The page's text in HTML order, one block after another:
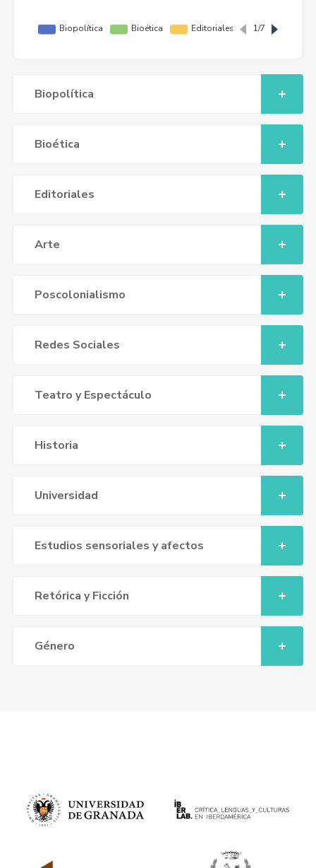
Biopolítica
Bioética
Editoriales
Arte
Poscolonialismo
Redes Sociales
Teatro y Espectáculo
Historia
Universidad
Estudios sensoriales y afectos
Retórica y Ficción
Género